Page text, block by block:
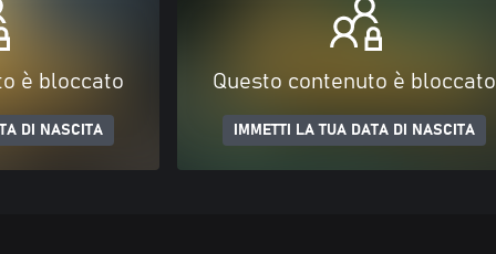
è bloccato
DI NASCITA
Questo contenuto è bloccato
IMMETTI LA TUA DATA DI NASCITA